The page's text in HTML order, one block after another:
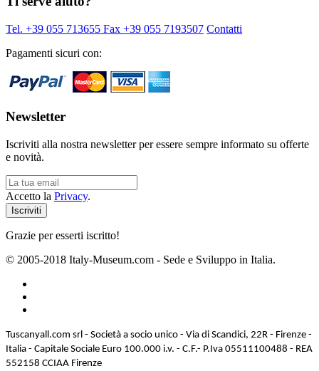
Tel. +39 055 713655 Fax +39 055 7193507 Contatti
Pagamenti sicuri con:
Newsletter
Iscriviti alla nostra newsletter per essere sempre informato su offerte
e novità.
Accetto la Privacy.
Grazie per esserti iscritto!
© 2005-2018 Italy-Museum.com - Sede e Sviluppo in Italia.
Tuscanyall.com srl - Società a socio unico - Via di Scandici, 22R - Firenze -
Italia - Capitale Sociale Euro 100.000 i.v. - C.F.- P.Iva 05511100488 - REA
552158 CCIAA Firenze